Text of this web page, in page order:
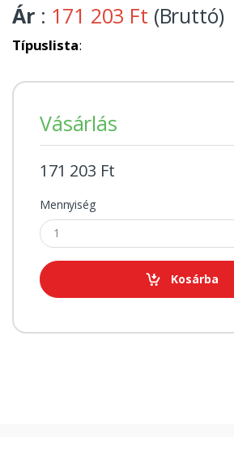
Ár : 171 203 Ft (Bruttó)
Típuslista:
Vásárlás
171 203 Ft
Mennyiség
Kosárba